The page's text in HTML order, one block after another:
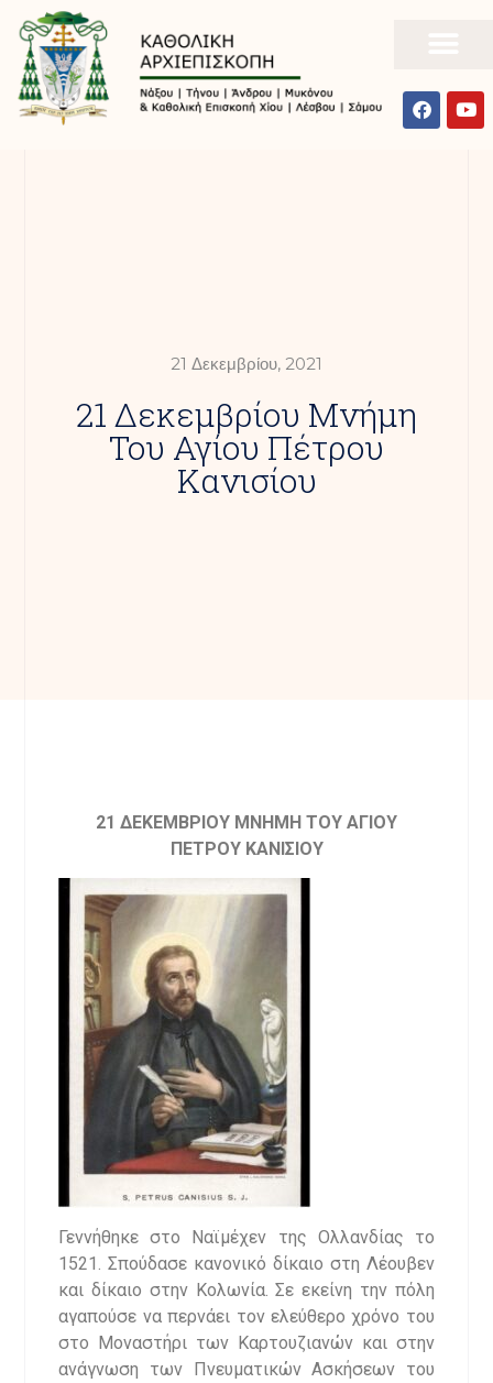
21 Δεκεμβρίου, 2021
21 Δεκεμβρίου Μνήμη
Του Αγίου Πέτρου
Κανισίου
21 ΔΕΚΕΜΒΡΙΟΥ ΜΝΗΜΗ ΤΟΥ ΑΓΙΟΥ
ΠΕΤΡΟΥ ΚΑΝΙΣΙΟΥ
Γεννήθηκε στο Ναϊμέχεν της Ολλανδίας το
1521. Σπούδασε κανονικό δίκαιο στη Λέουβεν
και δίκαιο στην Κολωνία. Σε εκείνη την πόλη
αγαπούσε να περνάει τον ελεύθερο χρόνο του
στο Μοναστήρι των Καρτουζιανών και στην
ανάγνωση των Πνευματικών Ασκήσεων του